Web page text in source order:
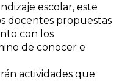
escolar, este
docentes propuestas
con los
de conocer e
actividades que